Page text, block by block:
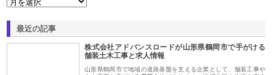
最近の記事
株式会社アドバンスロードが山形県鶴岡市で手がける
舗装土木工事と求人情報
山形県鶴岡市で地域の道路基盤を支える企業として、舗装工事や